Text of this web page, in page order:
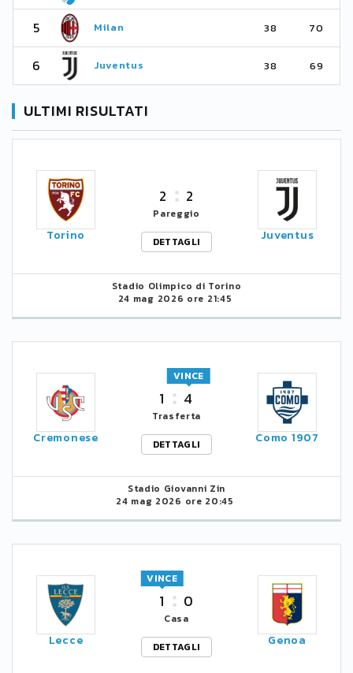
5 Milan 38 70
6 Juventus 38 69
ULTIMI RISULTATI
Torino
2 2
Pareggio
DETTAGLI
Juventus
Stadio Olimpico di Torino
24 mag 2026 ore 21:45
Cremonese
1 4
VINCE
Trasferta
DETTAGLI
Como 1907
Stadio Giovanni Zin
24 mag 2026 ore 20:45
Lecce
1
VINCE
0
Casa
DETTAGLI
Genoa